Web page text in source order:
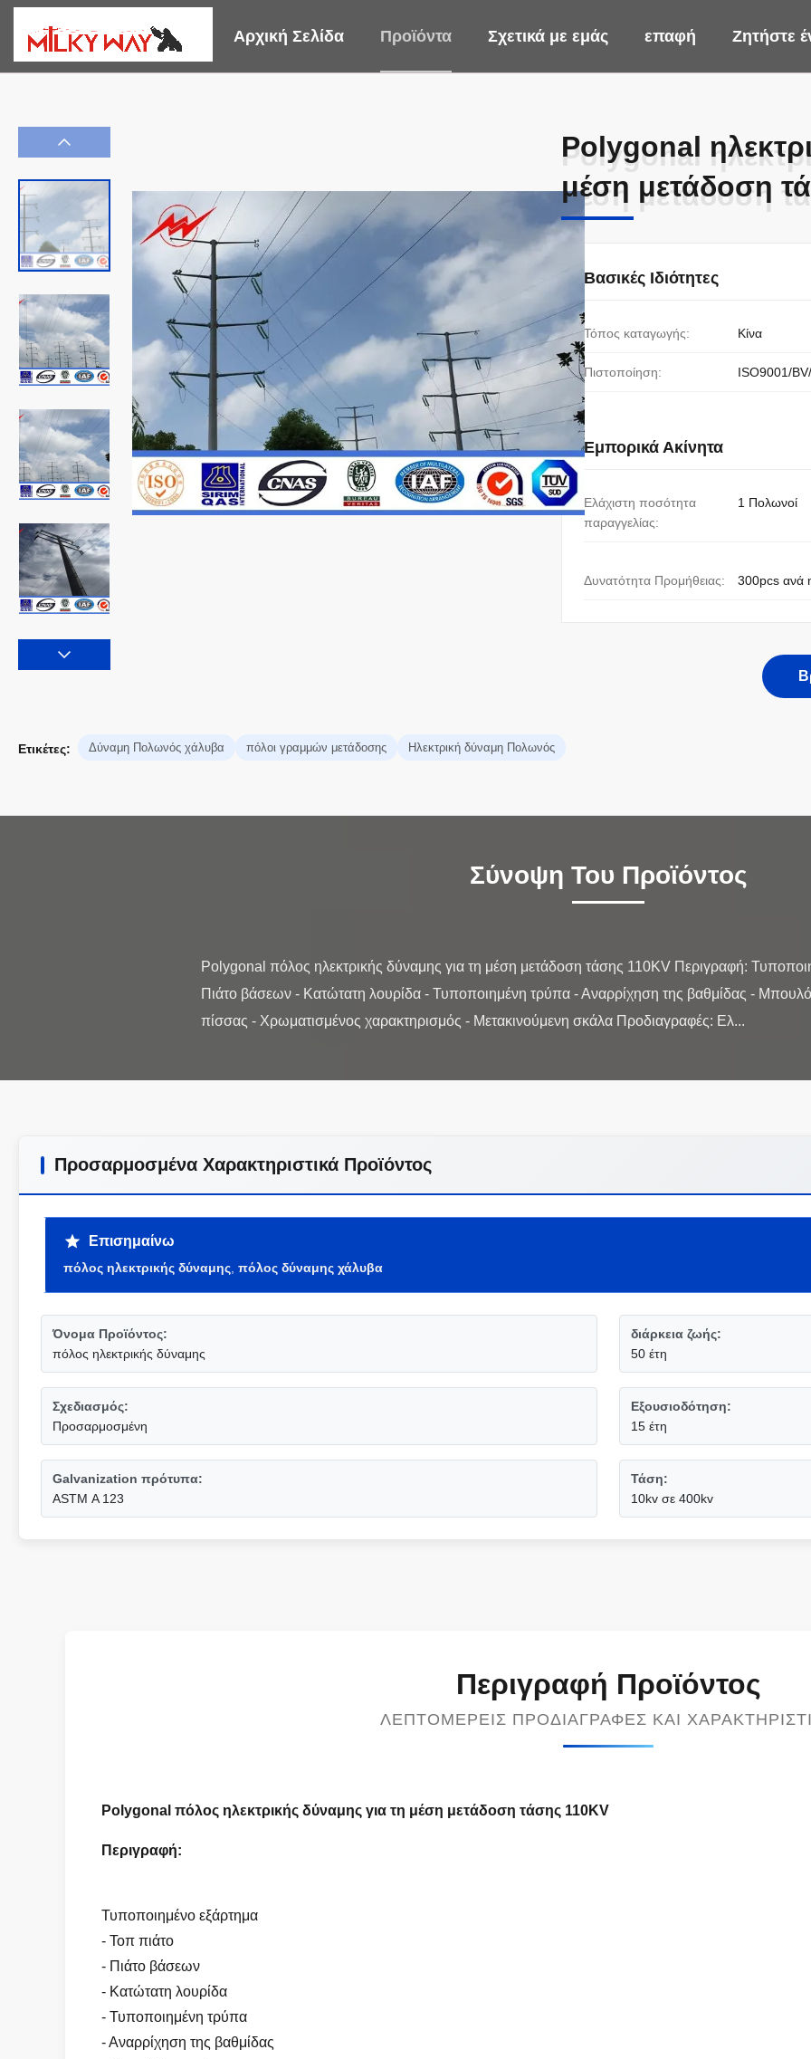
Αρχική Σελίδα Προϊόντα Σχετικά με εμάς επαφή Ζητήστε
Polygonal
μέση μετάδοση
Polygonal
μέση μετάδοση
Βασικές Ιδιότητες
Τόπος καταγωγής: Κίνα
Πιστοποίηση: ISO9001/BV/
Εμπορικά Ακίνητα
Ελάχιστη ποσότητα
παραγγελίας:
1 Πολωνοί
Δυνατότητα Προμήθειας: 300pcs ανά
Ετικέτες: Δύναμη Πολωνός χάλυβα πόλοι γραμμών μετάδοσης Ηλεκτρική δύναμη Πολωνός
Σύνοψη Του Προϊόντος
Polygonal πόλος ηλεκτρικής δύναμης για τη μέση μετάδοση τάσης 110KV Περιγραφή:
Πιάτο βάσεων - Κατώτατη λουρίδα - Τυποποιημένη τρύπα - Αναρρίχηση της βαθμίδας -
Προσαρμοσμένα Χαρακτηριστικά Προϊόντος
Επισημαίνω
πόλος ηλεκτρικής δύναμης πόλος δύναμης χάλυβα
Όνομα Προϊόντος:
πόλος ηλεκτρικής δύναμης
διάρκεια ζωής:
50 έτη
Σχεδιασμός:
Προσαρμοσμένη
Εξουσιοδότηση:
15 έτη
Galvanization πρότυπα:
ASTM Α 123
Τάση:
10kv σε 400kv
Περιγραφή Προϊόντος
ΛΕΠΤΟΜΕΡΕΊΣ ΠΡΟΔΙΑΓΡΑΦΈΣ ΚΑΙ
Polygonal πόλος ηλεκτρικής δύναμης για τη μέση μετάδοση τάσης 110KV
Περιγραφή:
Τυποποιημένο εξάρτημα
- Τοπ πιάτο
- Πιάτο βάσεων
- Κατώτατη λουρίδα
- Τυποποιημένη τρύπα
- Αναρρίχηση της βαθμίδας